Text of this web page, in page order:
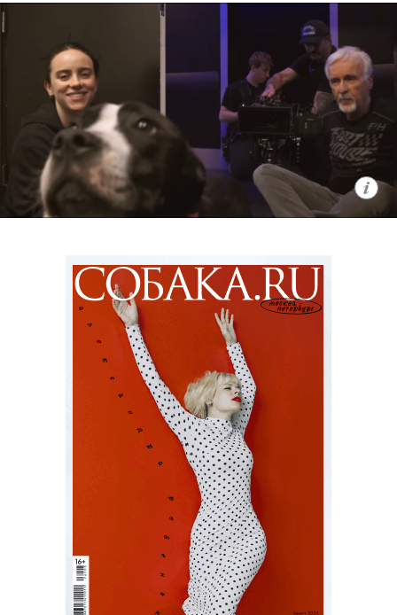
неполиткорректно и вызывающе,
настолько и обаятельно. Главное в
сериале — его создатель: Рики
Джервейс в свое время придумал
оригинальный «Офис», ставший
сначала хитом на родине, а затем и
общемировым феноменом. К слову,
главного героя, кота по имени Гас,
озвучил он сам.
C 7 августа, Netflix